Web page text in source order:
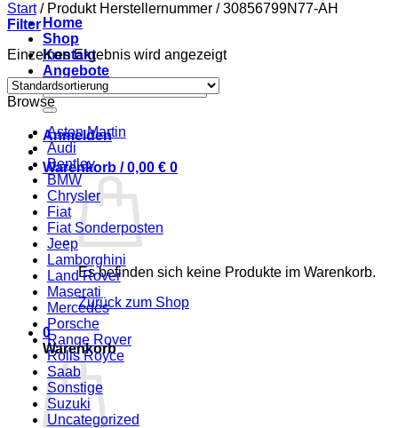
Home
Shop
Kontakt
Angebote
Suchen
nach:
Anmelden
Warenkorb /0,00 € 0
Es befinden sich keine Produkte im Warenkorb.
Zurück zum Shop
0
Warenkorb
Start /Produkt Herstellernummer /30856799N77-AH
Filter
Einzelnes Ergebnis wird angezeigt
Browse
Aston Martin
Audi
Bentley
BMW
Chrysler
Fiat
Fiat Sonderposten
Jeep
Lamborghini
Land Rover
Maserati
Mercedes
Porsche
Range Rover
Rolls Royce
Saab
Sonstige
Suzuki
Uncategorized